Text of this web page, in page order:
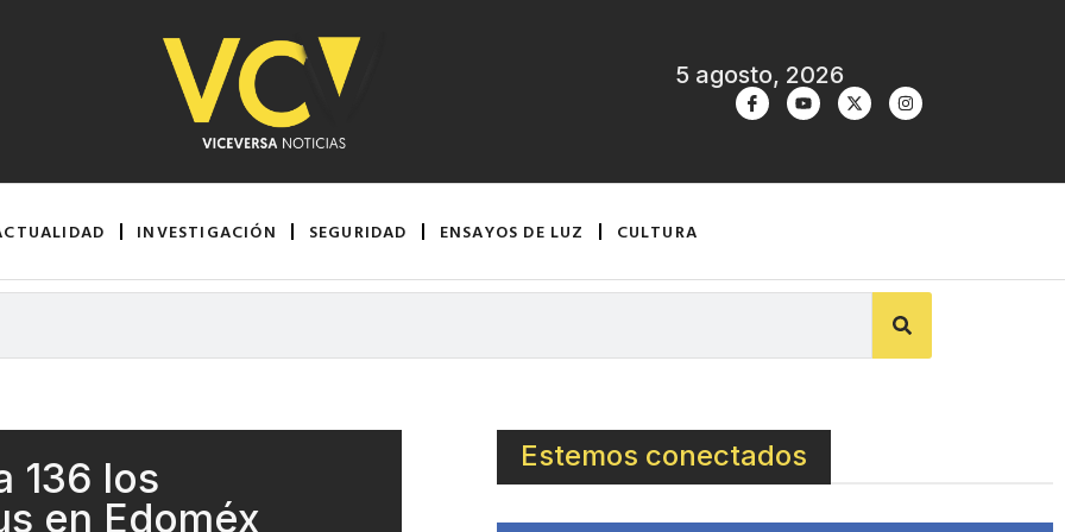
5 agosto, 2026
INVESTIGACIÓN SEGURIDAD ENSAYOS DE LUZ CULTURA
136 los
en Edoméx
Estemos conectados